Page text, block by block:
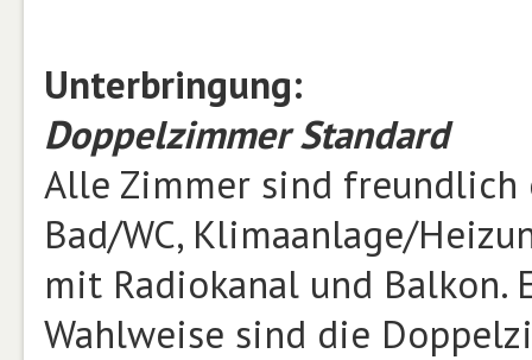
Unterbringung:
Doppelzimmer Standard
Alle Zimmer sind
Bad/WC, Klimaanlage/
mit Radiokanal und Balkon.
Wahlweise sind die